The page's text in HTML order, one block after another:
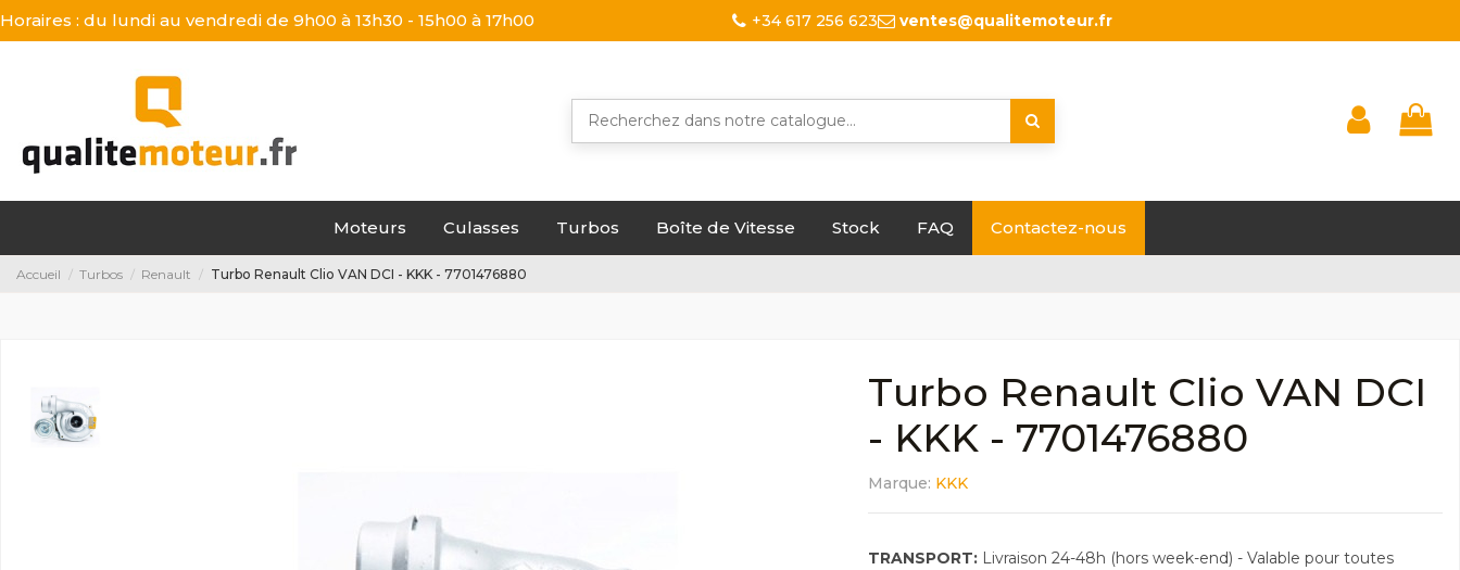
Horaires : du lundi au vendredi de 9h00 à 13h30 - 15h00 à 17h00 +34 617 256 623 ventes@qualitemoteur.fr
Moteurs Culasses Turbos Boîte de Vitesse Stock FAQ Contactez-nous
Accueil Turbos Renault Turbo Renault Clio VAN DCI - KKK - 7701476880
Turbo Renault Clio VAN DCI
- KKK - 7701476880
Marque: KKK
TRANSPORT: Livraison 24-48h (hors week-end) - Valable pour toutes